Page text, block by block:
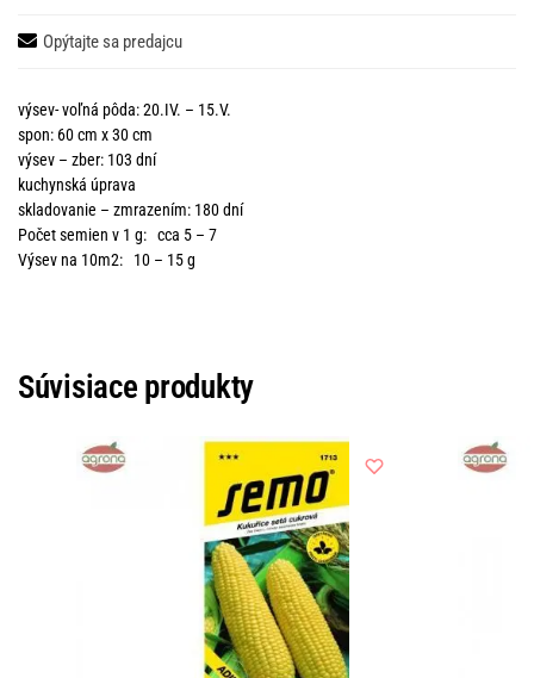
Opýtajte sa predajcu
výsev- voľná pôda: 20.IV. – 15.V.
spon: 60 cm x 30 cm
výsev – zber: 103 dní
kuchynská úprava
skladovanie – zmrazením: 180 dní
Počet semien v 1 g: cca 5 – 7
Výsev na 10m2: 10 – 15 g
Súvisiace produkty